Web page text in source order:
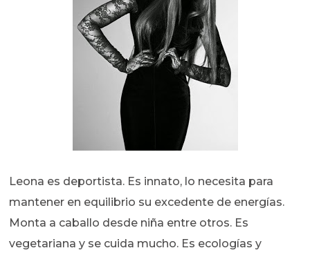
Leona es deportista. Es innato, lo necesita para
mantener en equilibrio su excedente de energías.
Monta a caballo desde niña entre otros. Es
vegetariana y se cuida mucho. Es ecologías y